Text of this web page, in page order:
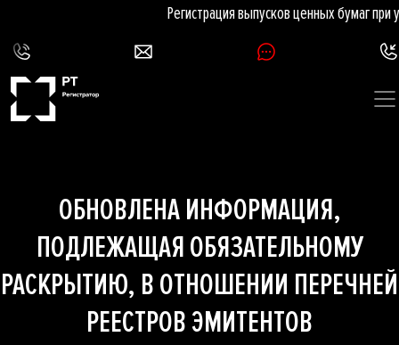
Регистрация выпусков ценных бумаг при
ОБНОВЛЕНА ИНФОРМАЦИЯ,
ПОДЛЕЖАЩАЯ ОБЯЗАТЕЛЬНОМУ
РАСКРЫТИЮ, В ОТНОШЕНИИ ПЕРЕЧНЕЙ
РЕЕСТРОВ ЭМИТЕНТОВ